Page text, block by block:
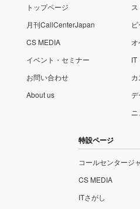
トップページ
月刊CallCenterJapan
CS MEDIA
イベント・セミナー
お問い合わせ
About us
IT
デ
特設ページ
コールセンタージ
CS MEDIA
ITさがし